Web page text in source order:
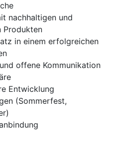
nachhaltigen und
Produkten
in einem erfolgreichen
offene Kommunikation
Entwicklung
(Sommerfest,